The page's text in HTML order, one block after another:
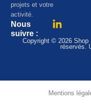
projets et votre
activité.
Nous
suivre :
Copyright © 2026 Shop
réservés.
Mentions